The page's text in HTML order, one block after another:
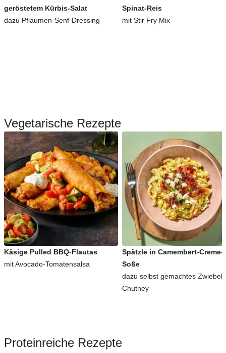
geröstetem Kürbis-Salat
dazu Pflaumen-Senf-Dressing
Spinat-Reis
mit Stir Fry Mix
Vegetarische Rezepte
Käsige Pulled BBQ-Flautas
mit Avocado-Tomatensalsa
Spätzle in Camembert-Creme-
Soße
dazu selbst gemachtes Zwiebel-
Chutney
Proteinreiche Rezepte